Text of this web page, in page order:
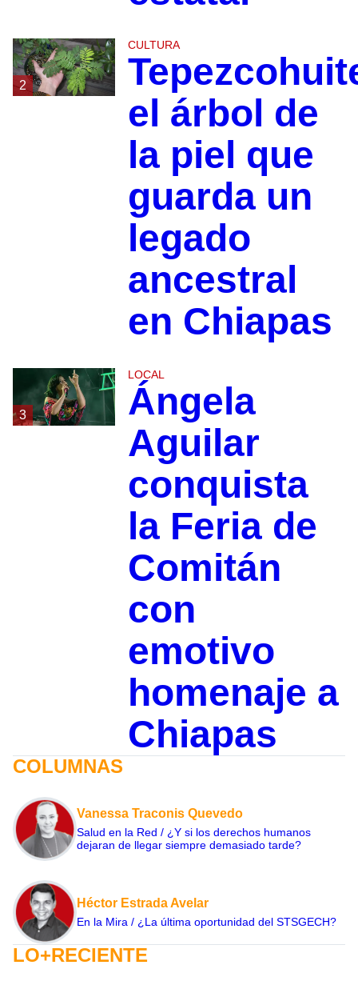
2
CULTURA
el árbol de
la piel que
guarda un
legado
ancestral
en Chiapas
3
LOCAL
Ángela
Aguilar
conquista
la Feria de
Comitán
con
emotivo
homenaje a
Chiapas
COLUMNAS
Vanessa Traconis Quevedo
Salud en la Red / ¿Y si los derechos humanos
dejaran de llegar siempre demasiado tarde?
Héctor Estrada Avelar
En la Mira / ¿La última oportunidad del STSGECH?
LO+RECIENTE